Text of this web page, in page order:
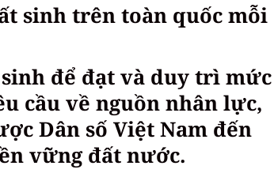
sinh trên toàn quốc mỗi
để đạt và duy trì mức
cầu về nguồn nhân lực,
Dân số Việt Nam đến
vững đất nước.